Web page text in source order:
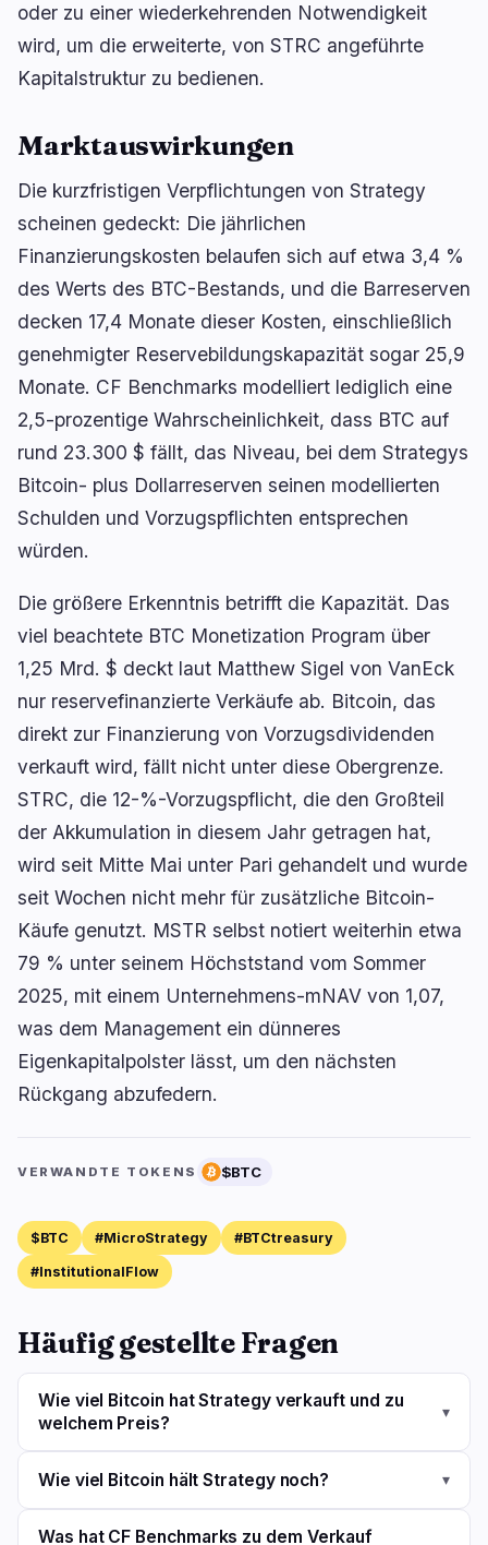
oder zu einer wiederkehrenden Notwendigkeit
wird, um die erweiterte, von STRC angeführte
Kapitalstruktur zu bedienen.
Marktauswirkungen
Die kurzfristigen Verpflichtungen von Strategy
scheinen gedeckt: Die jährlichen
Finanzierungskosten belaufen sich auf etwa 3,4 %
des Werts des BTC-Bestands, und die Barreserven
decken 17,4 Monate dieser Kosten, einschließlich
genehmigter Reservebildungskapazität sogar 25,9
Monate. CF Benchmarks modelliert lediglich eine
2,5-prozentige Wahrscheinlichkeit, dass BTC auf
rund 23.300 $ fällt, das Niveau, bei dem Strategys
Bitcoin- plus Dollarreserven seinen modellierten
Schulden und Vorzugspflichten entsprechen
würden.
Die größere Erkenntnis betrifft die Kapazität. Das
viel beachtete BTC Monetization Program über
1,25 Mrd. $ deckt laut Matthew Sigel von VanEck
nur reservefinanzierte Verkäufe ab. Bitcoin, das
direkt zur Finanzierung von Vorzugsdividenden
verkauft wird, fällt nicht unter diese Obergrenze.
STRC, die 12-%-Vorzugspflicht, die den Großteil
der Akkumulation in diesem Jahr getragen hat,
wird seit Mitte Mai unter Pari gehandelt und wurde
seit Wochen nicht mehr für zusätzliche Bitcoin-
Käufe genutzt. MSTR selbst notiert weiterhin etwa
79 % unter seinem Höchststand vom Sommer
2025, mit einem Unternehmens-mNAV von 1,07,
was dem Management ein dünneres
Eigenkapitalpolster lässt, um den nächsten
Rückgang abzufedern.
VERWANDTE TOKENS $BTC
$BTC #MicroStrategy #BTCtreasury
#InstitutionalFlow
Häufig gestellte Fragen
Wie viel Bitcoin hat Strategy verkauft und zu
welchem Preis?
▾
Wie viel Bitcoin hält Strategy noch? ▾
Was hat CF Benchmarks zu dem Verkauf